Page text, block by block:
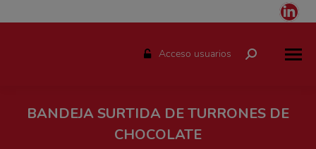
Acceso usuarios Buscar:
BANDEJA SURTIDA DE TURRONES DE
CHOCOLATE